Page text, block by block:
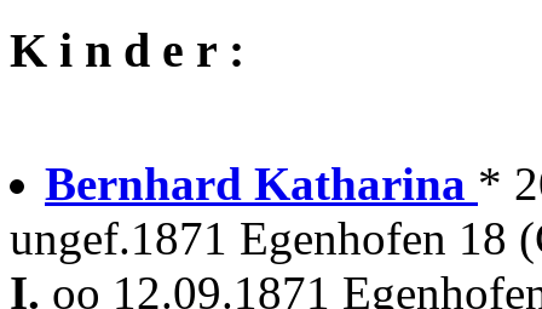
K i n d e r :
Bernhard Katharina *
ungef.1871 Egenhofen 18
I. oo 12.09.1871